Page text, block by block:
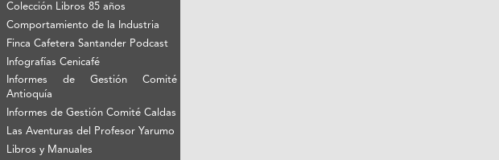
Colección Libros 85 años
Comportamiento de la Industria
Finca Cafetera Santander Podcast
Infografías Cenicafé
Informes de Gestión Comité
Antioquía
Informes de Gestión Comité Caldas
Las Aventuras del Profesor Yarumo
Libros y Manuales